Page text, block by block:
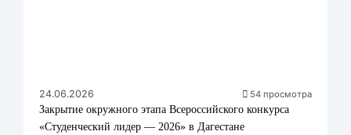
24.06.2026 54 просмотра
Закрытие окружного этапа Всероссийского конкурса
«Студенческий лидер — 2026» в Дагестане